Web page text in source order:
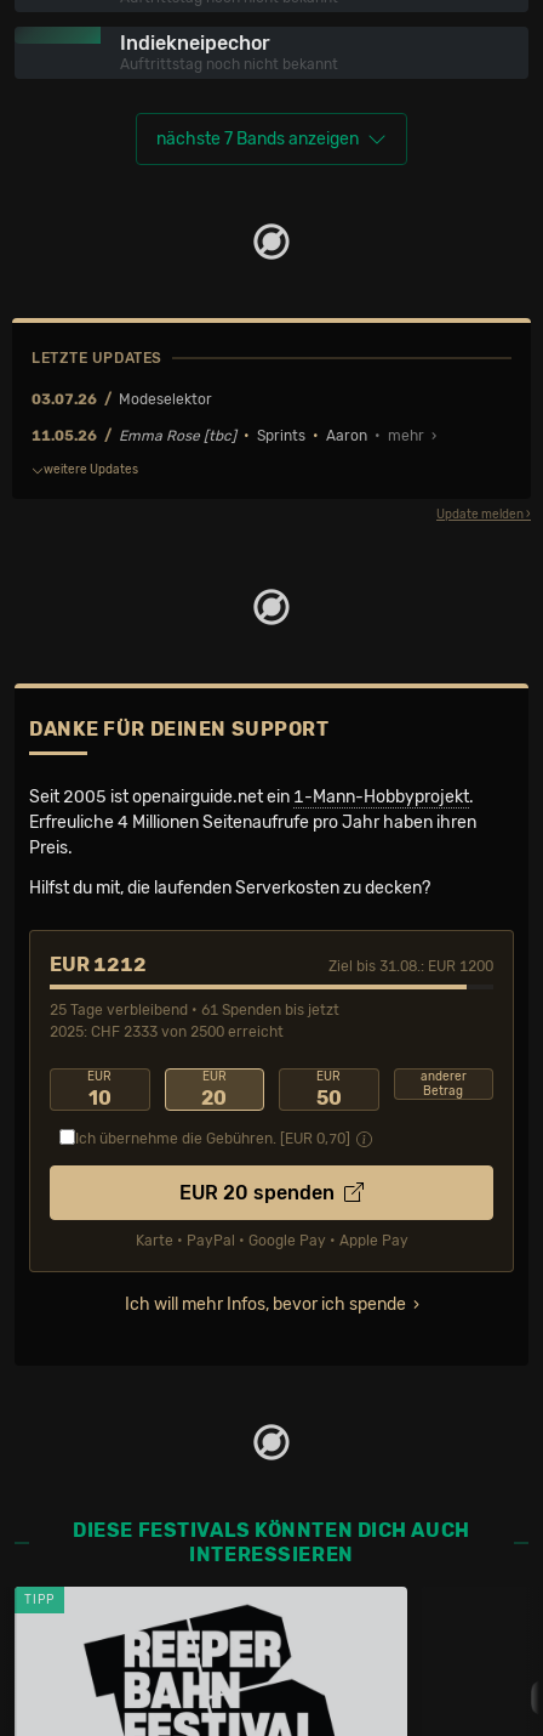
Indiekneipechor
Auftrittstag noch nicht bekannt
nächste 7 Bands anzeigen
LETZTE UPDATES
03.07.26 Modeselektor
11.05.26 Emma Rose [tbc]• Sprints • Aaron • mehr ›
weitere Updates
Update melden
DANKE FÜR DEINEN SUPPORT
Seit 2005 ist openairguide.net ein 1-Mann-Hobbyprojekt.
Erfreuliche 4 Millionen Seiten­aufrufe pro Jahr haben ihren
Preis.
Hilfst du mit, die laufenden Serverkosten zu decken?
EUR 1212 Ziel bis 31.08.: EUR 1200
25 Tage verbleibend • 61 Spenden bis jetzt
2025: CHF 2333 von 2500 erreicht
EUR
10
EUR
20
EUR
50
anderer
Betrag
Ich übernehme die Gebühren. [EUR 0,70
EUR 20 spenden
Karte • PayPal • Google Pay • Apple Pay
Ich will mehr Infos, bevor ich spende
DIESE FESTIVALS KÖNNTEN DICH AUCH
INTERESSIEREN
TIPP